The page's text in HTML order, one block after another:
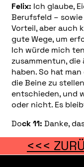
Felix: Ich glaube,
Berufsfeld –
Vorteil, aber auch
gute Wege, um
Ich würde mich
zusammentun,
haben. So hat
die Beine zu
entschieden, und
oder nicht. Es
Dock 11: Danke,
<<<